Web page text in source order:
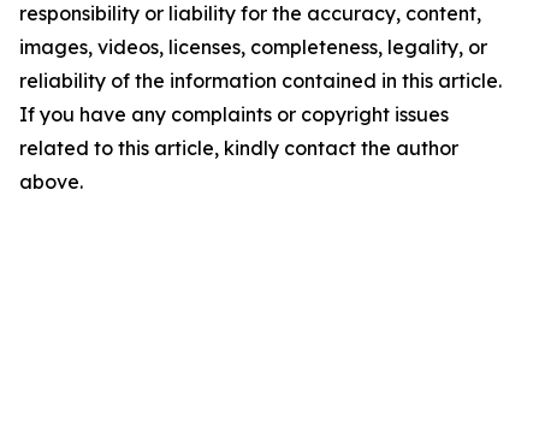
responsibility or liability for the accuracy, content,
images, videos, licenses, completeness, legality, or
reliability of the information contained in this article.
If you have any complaints or copyright issues
related to this article, kindly contact the author
above.